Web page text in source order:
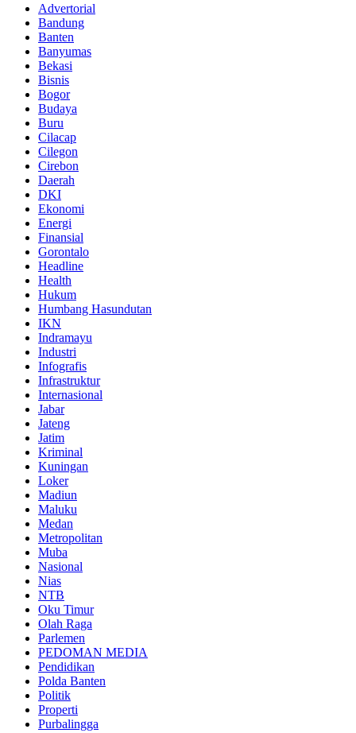
Advertorial
Bandung
Banten
Banyumas
Bekasi
Bisnis
Bogor
Budaya
Buru
Cilacap
Cilegon
Cirebon
Daerah
DKI
Ekonomi
Energi
Finansial
Gorontalo
Headline
Health
Hukum
Humbang Hasundutan
IKN
Indramayu
Industri
Infografis
Infrastruktur
Internasional
Jabar
Jateng
Jatim
Kriminal
Kuningan
Loker
Madiun
Maluku
Medan
Metropolitan
Muba
Nasional
Nias
NTB
Oku Timur
Olah Raga
Parlemen
PEDOMAN MEDIA
Pendidikan
Polda Banten
Politik
Properti
Purbalingga